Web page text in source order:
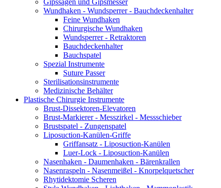
Gipssägen und Gipsmesser
Wundhaken - Wundsperrer - Bauchdeckenhalter
Feine Wundhaken
Chirurgische Wundhaken
Wundsperrer - Retraktoren
Bauchdeckenhalter
Bauchspatel
Spezial Instrumente
Suture Passer
Sterilisationsinstrumente
Medizinische Behälter
Plastische Chirurgie Instrumente
Brust-Dissektoren-Elevatoren
Brust-Markierer - Messzirkel - Messschieber
Brustspatel - Zungenspatel
Liposuction-Kanülen-Griffe
Griffansatz - Liposuction-Kanülen
Luer-Lock - Liposuction-Kanülen
Nasenhaken - Daumenhaken - Bärenkrallen
Nasenraspeln - Nasenmeißel - Knorpelquetscher
Rhytidektomie Scheren